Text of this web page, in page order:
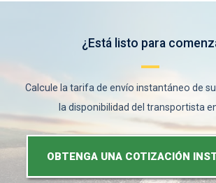
¿Está listo para
Calcule la tarifa de envío instantáneo de
la disponibilidad del transportista
OBTENGA UNA COTIZACIÓN